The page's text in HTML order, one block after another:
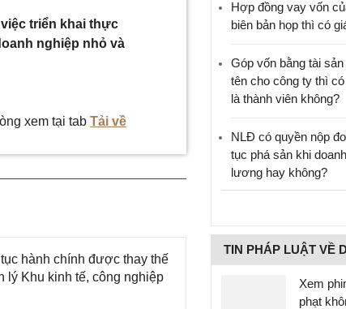
triển khai thực
nghiệp nhỏ và
xem tại tab Tải về
hành chính được thay thế
lý Khu kinh tế, công nghiệp
Hợp đồng vay vốn
biên bản họp thì có
Góp vốn bằng tài
tên cho công ty thì
là thành viên không?
NLĐ có quyền nộp
tục phá sản khi
lương hay không?
TIN PHÁP LUẬT VỀ
Xem
phạt